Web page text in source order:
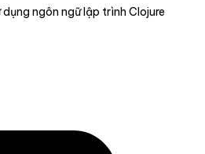
ngôn ngữ lập trình Clojure